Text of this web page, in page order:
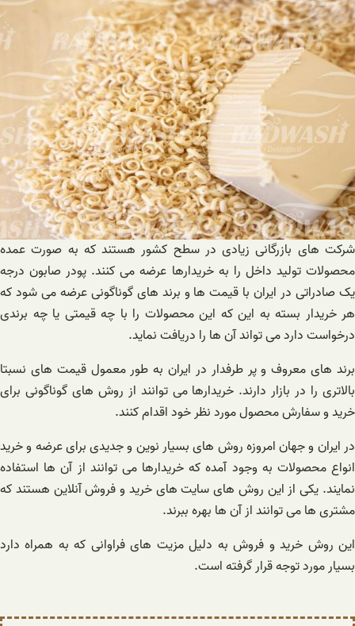
شرکت های بازرگانی زیادی در سطح کشور هستند که به صورت عمده
محصولات تولید داخل را به خریدارها عرضه می کنند. پودر صابون درجه
یک صادراتی در ایران با قیمت ها و برند های گوناگونی عرضه می شود که
هر خریدار بسته به این که این محصولات را با چه قیمتی یا چه برندی
درخواست دارد می تواند آن ها را دریافت نماید.
برند های معروف و پر طرفدار در ایران به طور معمول قیمت های نسبتا
بالاتری را در بازار دارند. خریدارها می توانند از روش های گوناگونی برای
خرید و سفارش محصول مورد نظر خود اقدام کنند.
در ایران و جهان امروزه روش های بسیار نوین و جدیدی برای عرضه و خرید
انواع محصولات به وجود آمده که خریدارها می توانند از آن ها استفاده
نمایند. یکی از این روش های سایت های خرید و فروش آنلاین هستند که
مشتری ها می توانند از آن ها بهره ببرند.
این روش خرید و فروش به دلیل مزیت های فراوانی که به همراه دارد
بسیار مورد توجه قرار گرفته است.